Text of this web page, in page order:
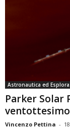
Astronautica ed
Parker Solar
ventottesimo
Vincenzo Pettina -